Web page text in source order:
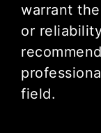
warrant
or
field.